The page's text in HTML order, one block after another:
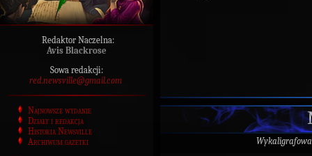
Redaktor Naczelna:
Avis Blackrose
Sowa redakcji:
red.newsville@gmail.com
Najnowsze wydanie
Działy i redakcja
Historia Newsville
Archiwum gazetki